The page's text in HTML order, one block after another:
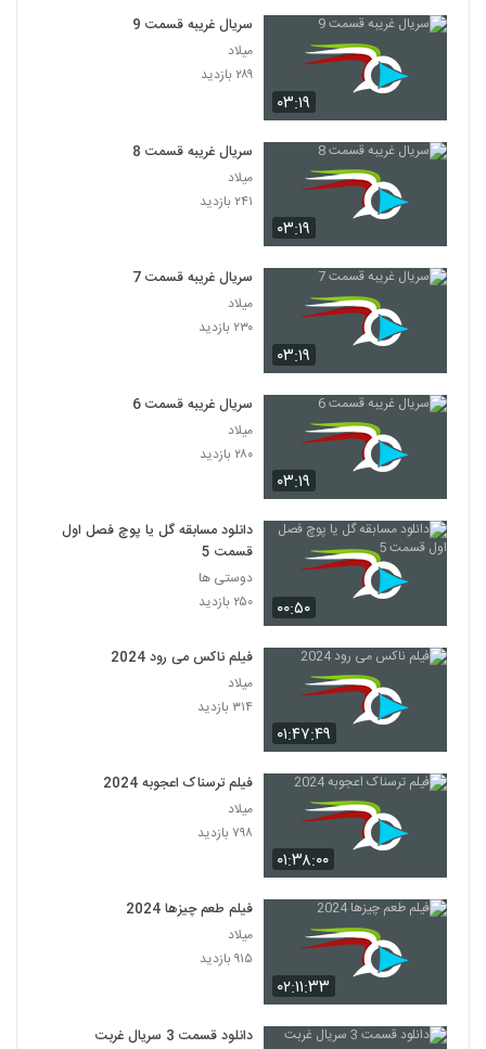
۰۳:۱۹
سریال غریبه قسمت 9
میلاد
۲۸۹ بازدید
۰۳:۱۹
سریال غریبه قسمت 8
میلاد
۲۴۱ بازدید
۰۳:۱۹
سریال غریبه قسمت 7
میلاد
۲۳۰ بازدید
۰۳:۱۹
سریال غریبه قسمت 6
میلاد
۲۸۰ بازدید
۰۰:۵۰
دانلود مسابقه گل یا پوچ فصل اول
قسمت 5
دوستی ها
۲۵۰ بازدید
۰۱:۴۷:۴۹
فیلم ناکس می رود 2024
میلاد
۳۱۴ بازدید
۰۱:۳۸:۰۰
فیلم ترسناک اعجوبه 2024
میلاد
۷۹۸ بازدید
۰۲:۱۱:۳۳
فیلم طعم چیزها 2024
میلاد
۹۱۵ بازدید
دانلود قسمت 3 سریال غربت